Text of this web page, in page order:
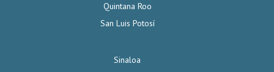
Quintana Roo
San Luis Potosí
Sinaloa